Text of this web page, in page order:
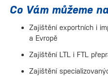
Co Vám můžeme
Zajištění exportních i
a Evropě
Zajištění LTL i FTL
Zajištění